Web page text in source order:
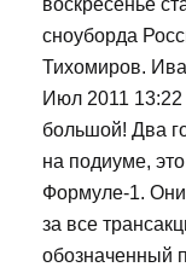
воскресенье
сноуборда
Тихомиров.
Июл 2011
большой! Два
на подиуме,
Формуле-1. Они
за все
обозначенный